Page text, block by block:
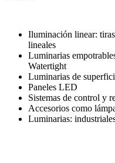
Iluminación linear:
lineales
Luminarias
Watertight
Luminarias de
Paneles LED
Sistemas de control y
Accesorios como
Luminarias: